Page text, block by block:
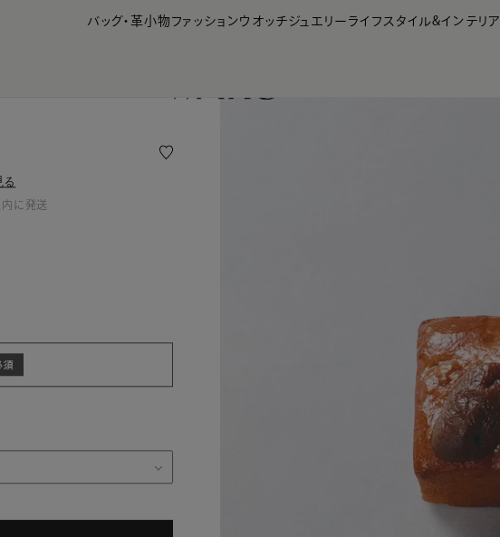
バッグ・革小物 ファッションウオッチジュエリー ライフスタイル&インテリア
る
内に発送